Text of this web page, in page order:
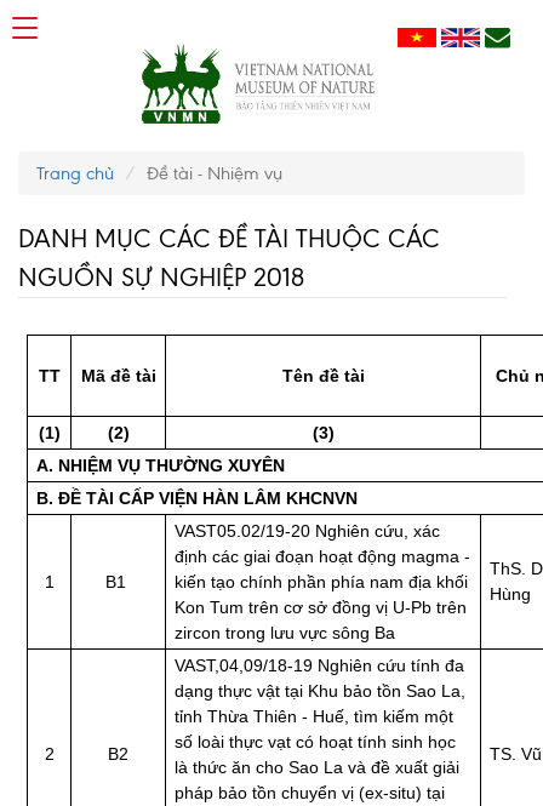
Trang chủ Đề tài - Nhiệm vụ
DANH MỤC CÁC ĐỀ TÀI THUỘC CÁC
NGUỒN SỰ NGHIỆP 2018
TT Mã đề tài Tên đề tài Chủ
(1) (2)
(3)
A. NHIỆM VỤ THƯỜNG XUYÊN
B. ĐỀ TÀI CẤP VIỆN HÀN LÂM KHCNVN
1 B1
VAST05.02/19-20 Nghiên cứu, xác
định các giai đoạn hoạt động magma -
kiến tạo chính phần phía nam địa khối
Kon Tum trên cơ sở đồng vị U-Pb trên
zircon trong lưu vực sông Ba
ThS.
Hùng
2 B2
VAST,04,09/18-19 Nghiên cứu tính đa
dạng thực vật tại Khu bảo tồn Sao La,
tỉnh Thừa Thiên - Huế, tìm kiếm một
số loài thực vạt có hoạt tính sinh học
là thức ăn cho Sao La và đề xuất giải
pháp bảo tồn chuyển vị (ex-situ) tại
TS.